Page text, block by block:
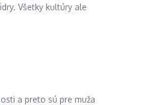
Všetky kultúry ale
a preto sú pre muža